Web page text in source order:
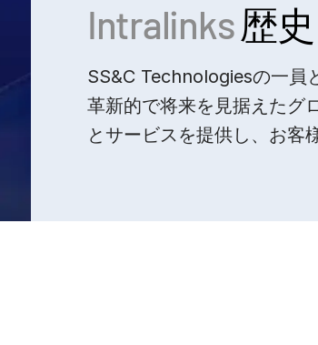
Intralinks歴史
SS&C Technologiesの一員
革新的で将来を見据えたグ
とサービスを提供し、お客